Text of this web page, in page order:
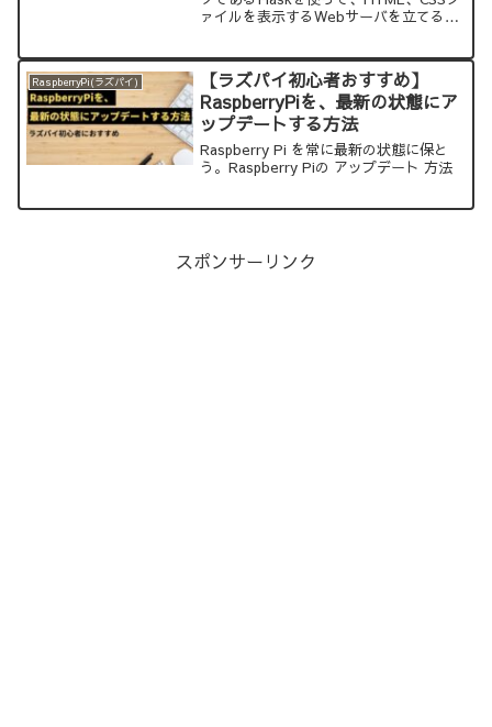
ァイルを表示するWebサーバを立てる方
RaspberryPi(ラズパイ)
【ラズパイ初心者おすすめ】
RaspberryPiを、最新の状態にア
ップデートする方法
Raspberry Pi を常に最新の状態に保と
う。Raspberry Piの アップデート 方法
スポンサーリンク